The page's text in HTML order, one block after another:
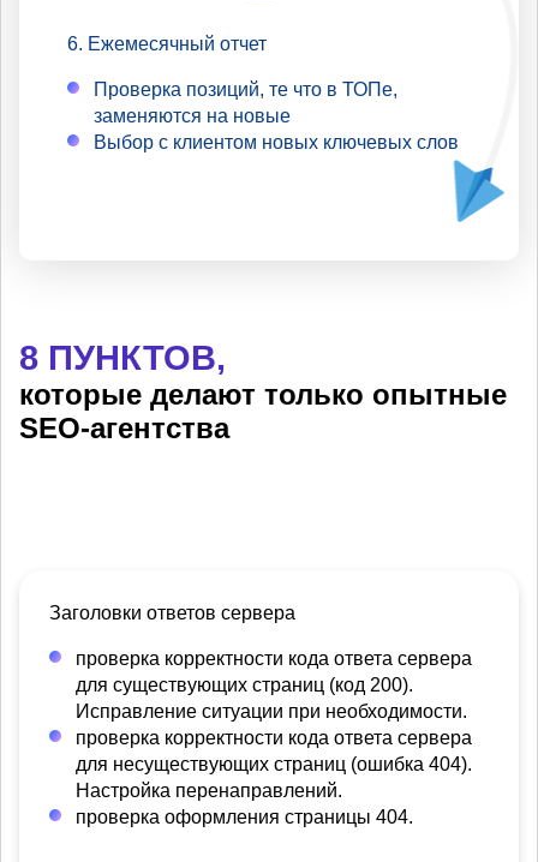
Ежемесячный отчет
Проверка позиций, те что в ТОПе,
заменяются на новые
Выбор с клиентом новых ключевых слов
8 ПУНКТОВ,
которые делают только опытные
SEO-агентства
Заголовки ответов сервера
проверка корректности кода ответа сервера
для существующих страниц (код 200).
Исправление ситуации при необходимости.
проверка корректности кода ответа сервера
для несуществующих страниц (ошибка 404).
Настройка перенаправлений.
проверка оформления страницы 404.